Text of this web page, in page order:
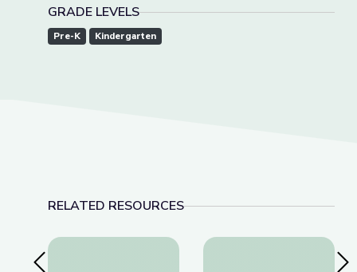
GRADE LEVELS
Pre-K Kindergarten
RELATED RESOURCES